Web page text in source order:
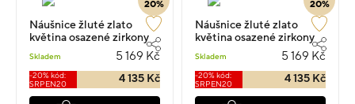
20%
Náušnice žluté zlato
květina osazené zirkony
Skladem 5 169 Kč
-20% kód:
SRPEN20
4 135 Kč
20%
Náušnice žluté zlato
květina osazené zirkony
Skladem 5 169 Kč
-20% kód:
SRPEN20
4 135 Kč